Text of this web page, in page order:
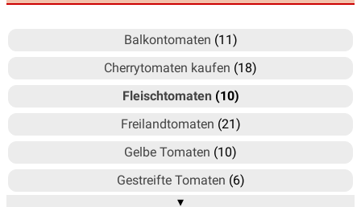
Balkontomaten (11)
Cherrytomaten kaufen (18)
Fleischtomaten (10)
Freilandtomaten (21)
Gelbe Tomaten (10)
Gestreifte Tomaten (6)
▾